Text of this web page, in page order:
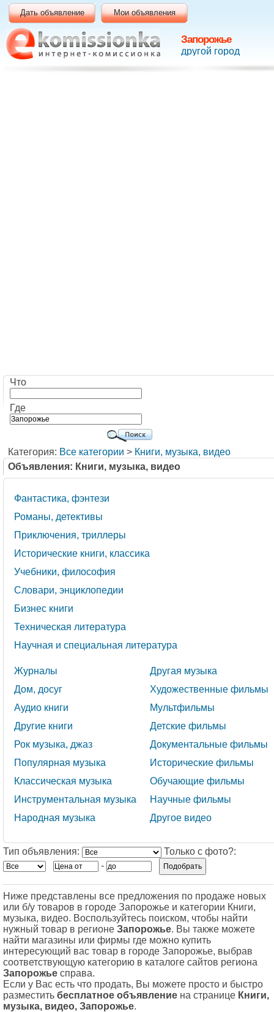
Запорожье
другой город
Дать объявление Мои объявления
Что
Где
Категория: Все категории > Книги, музыка, видео
Объявления: Книги, музыка, видео
Фантастика, фэнтези
Романы, детективы
Приключения, триллеры
Исторические книги, классика
Учебники, философия
Словари, энциклопедии
Бизнес книги
Техническая литература
Научная и специальная литература
Журналы
Дом, досуг
Аудио книги
Другие книги
Рок музыка, джаз
Популярная музыка
Классическая музыка
Инструментальная музыка
Народная музыка
Другая музыка
Художественные фильмы
Мультфильмы
Детские фильмы
Документальные фильмы
Исторические фильмы
Обучающие фильмы
Научные фильмы
Другое видео
Тип объявления:
Только с фото?:
-
Ниже представлены все предложения по продаже новых
или б/у товаров в городе Запорожье и категории Книги,
музыка, видео. Воспользуйтесь поиском, чтобы найти
нужный товар в регионе Запорожье. Вы также можете
найти магазины или фирмы где можно купить
интересующий вас товар в городе Запорожье, выбрав
соответствующую категорию в каталоге сайтов региона
Запорожье справа.
Если у Вас есть что продать, Вы можете просто и быстро
разместить бесплатное объявление на странице Книги,
музыка, видео, Запорожье.